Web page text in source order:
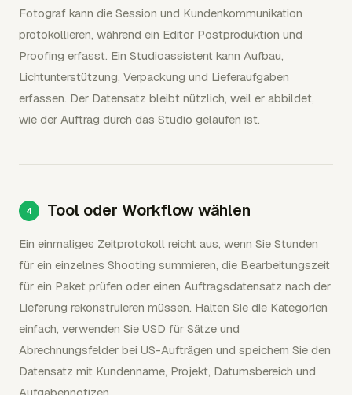
Fotograf kann die Session und Kundenkommunikation
protokollieren, während ein Editor Postproduktion und
Proofing erfasst. Ein Studioassistent kann Aufbau,
Lichtunterstützung, Verpackung und Lieferaufgaben
erfassen. Der Datensatz bleibt nützlich, weil er abbildet,
wie der Auftrag durch das Studio gelaufen ist.
Tool oder Workflow wählen
Ein einmaliges Zeitprotokoll reicht aus, wenn Sie Stunden
für ein einzelnes Shooting summieren, die Bearbeitungszeit
für ein Paket prüfen oder einen Auftragsdatensatz nach der
Lieferung rekonstruieren müssen. Halten Sie die Kategorien
einfach, verwenden Sie USD für Sätze und
Abrechnungsfelder bei US-Aufträgen und speichern Sie den
Datensatz mit Kundenname, Projekt, Datumsbereich und
Aufgabennotizen.